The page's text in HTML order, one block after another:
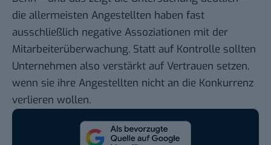
die allermeisten Angestellten haben fast
ausschließlich negative Assoziationen mit der
Mitarbeiterüberwachung. Statt auf Kontrolle sollten
Unternehmen also verstärkt auf Vertrauen setzen,
wenn sie ihre Angestellten nicht an die Konkurrenz
verlieren wollen.